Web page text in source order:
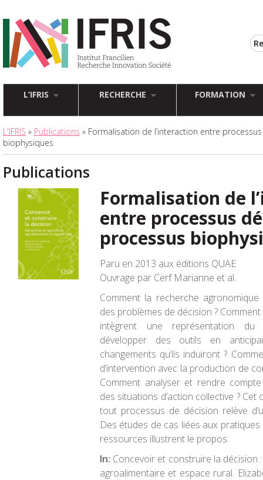
L’IFRIS RECHERCHE FORMATION
L'IFRIS » Publications » Formalisation de l’interaction entre
biophysiques
Publications
Formalisation de
entre processus
processus
Paru en 2013 aux éditions QUAE
Ouvrage par Cerf Marianne et al.
Comment la recherche
des problèmes de décision ?
intègrent une représentation du
développer des outils en
changements qu’ils induiront ?
d’intervention avec la production de
Comment analyser et rendre
des situations d’action collective ?
tout processus de décision relève
Des études de cas liées aux
ressources illustrent le propos.
In: Concevoir et construire la décision
agroalimentaire et espace rural.